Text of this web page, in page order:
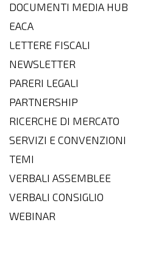
DOCUMENTI MEDIA HUB
EACA
LETTERE FISCALI
NEWSLETTER
PARERI LEGALI
PARTNERSHIP
RICERCHE DI MERCATO
SERVIZI E CONVENZIONI
TEMI
VERBALI ASSEMBLEE
VERBALI CONSIGLIO
WEBINAR